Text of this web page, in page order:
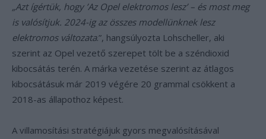
„Azt ígértük, hogy ’Az Opel elektromos lesz’ – és most meg
is valósítjuk. 2024-ig az összes modellünknek lesz
elektromos változata.”, hangsúlyozta Lohscheller, aki
szerint az Opel vezető szerepet tölt be a széndioxid
kibocsátás terén. A márka vezetése szerint az átlagos
kibocsátásuk már 2019 végére 20 grammal csökkent a
2018-as állapothoz képest.
A villamosítási stratégiájuk gyors megvalósításával